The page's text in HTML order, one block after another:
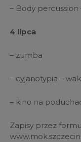
– Body percussion
4 lipca
– zumba
– cyjanotypia –
– kino na
Zapisy przez